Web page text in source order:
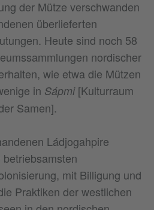
der Mütze verschwanden
überlieferten
Heute sind noch 58
nordischer
wie etwa die Mützen
in Sápmi [Kulturraum
Samen].
Ládjogahpire
mit Billigung und
Praktiken der westlichen